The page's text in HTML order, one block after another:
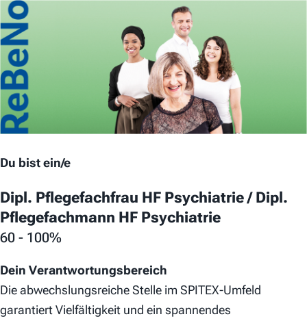
Du bist ein/e
Dipl. Pflegefachfrau HF Psychiatrie / Dipl.
Pflegefachmann HF Psychiatrie
60 - 100%
Dein Verantwortungsbereich
Die abwechslungsreiche Stelle im SPITEX-Umfeld
garantiert Vielfältigkeit und ein spannendes